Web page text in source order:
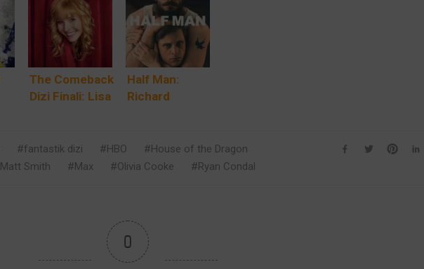
The Comeback
Dizi Finali: Lisa
Komedisi 20
Yıllık
Half Man:
Richard
Hazırladığı
Yeni Dizi
fantastik dizi HBO
House of the Dragon
Matt Smith Max Olivia Cooke Ryan Condal
0